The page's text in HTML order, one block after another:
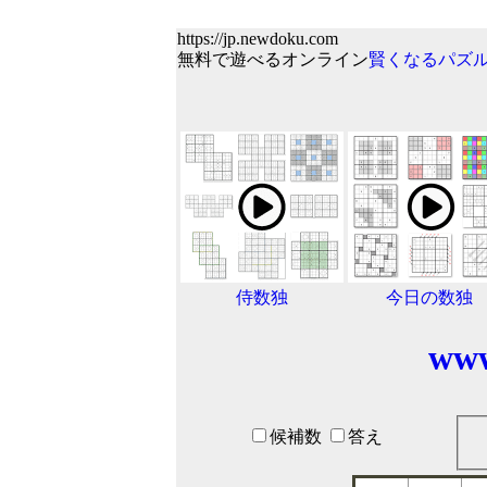
https://jp.newdoku.com
無料で遊べるオンライン賢くなるパズ
侍数独 今日の数独
候補数 答え